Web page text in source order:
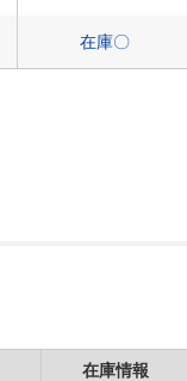
在庫〇
在庫情報